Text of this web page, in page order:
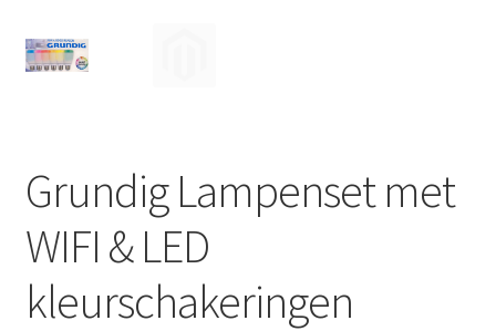
Grundig Lampenset met
WIFI & LED
kleurschakeringen